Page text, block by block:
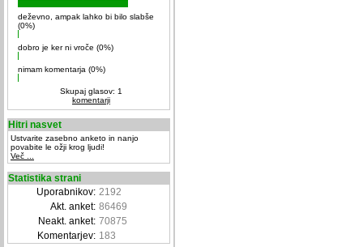
deževno, ampak lahko bi bilo slabše
(0%)
dobro je ker ni vroče (0%)
nimam komentarja (0%)
Skupaj glasov: 1
komentarji
Hitri nasvet
Ustvarite zasebno anketo in nanjo
povabite le ožji krog ljudi!
Več ...
Statistika strani
Uporabnikov: 2192
Akt. anket: 86469
Neakt. anket: 70875
Komentarjev: 183